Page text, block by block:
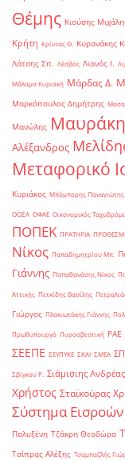
Θέμης Κιούσης
Κρήτη Κρίντας Θ. Κυρανάκης
Λάτσης Σπ. Λέσβος Λιανός Ι.
Μάλαμα Κυριακή Μάρδας Δ.
Μαρκόπουλος Δημήτρης
Μανώλης
Αλέξανδρος
Μεταφορικό
Κυριάκος Μπόμπορης Παναγιώτης
ΟΟΣΑ ΟΦΑΕ Οικονομικός
ΠΟΠΕΚ ΠΡΑΤΗΡΙΑ
Νίκος Παπαδημητρίου Μπ.
Γιάννης Παπαθανάσης Νίκος
Αττικής Πετκίδης Βασίλης
Γιώργος Πλακιωτάκης Γιάννης
Πρωθυπουργό Πυροσβεστική ΡΑΕ
ΣΕΕΠΕ ΣΕΥΠΥΚΕ ΣΚΑΙ ΣΜΕΑ
Σβίγκου Ρ. Σιάμισιης Ανδρέας
Χρήστος Σταϊκούρας
Σύστημα
Πολυξένη Τζάκρη Θεοδώρα
Τσίπρας Αλέξης Τσαμπαζλής